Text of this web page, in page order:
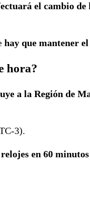
el cambio de
hay que mantener
hora?
a la Región de
3).
en 60 minutos